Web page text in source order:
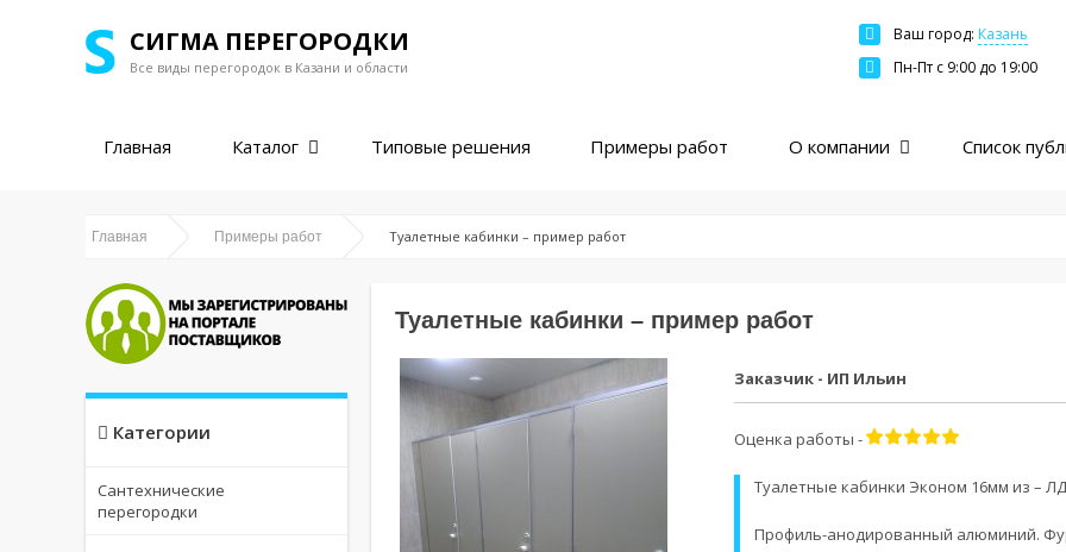
СИГМА ПЕРЕГОРОДКИ
Все виды перегородок в Казани и области
Ваш город: Казань
Москва
Санкт-Петербург
Екатеринбург
Пермь
Пн-Пт c 9:00 до 19:00
Главная Каталог Типовые решения Примеры работ О компании Список
Главная Примеры работ Туалетные кабинки – пример работ
Категории
Сантехнические
перегородки
Туалетные кабинки – пример работ
Заказчик - ИП Ильин
Оценка работы -
Туалетные кабинки Эконом 16мм из –
Профиль-анодированный алюминий.